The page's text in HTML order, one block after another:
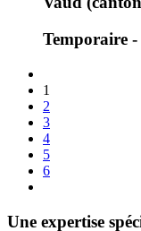
Temporaire -
1
2
3
4
5
6
Une expertise